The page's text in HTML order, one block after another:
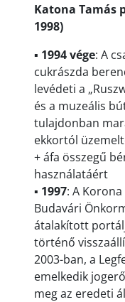
Katona Tamás
1998)
▪ 1994 vége: A
cukrászda
levédeti a
és a muzeális
tulajdonban
ekkortól
+ áfa összegű
használatáért
▪ 1997: A
Budavári
átalakított
történő
2003-ban, a
emelkedik
meg az eredeti